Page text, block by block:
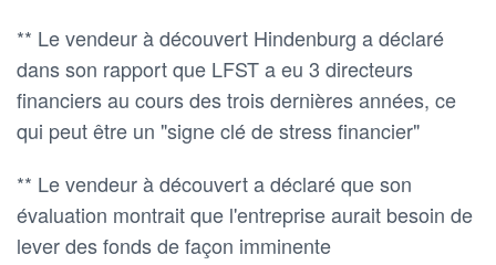
** Le vendeur à découvert Hindenburg a déclaré
dans son rapport que LFST a eu 3 directeurs
financiers au cours des trois dernières années, ce
qui peut être un "signe clé de stress financier"
** Le vendeur à découvert a déclaré que son
évaluation montrait que l'entreprise aurait besoin de
lever des fonds de façon imminente